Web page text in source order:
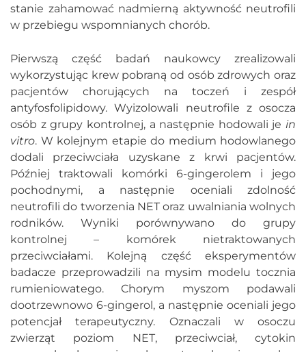
stanie zahamować nadmierną aktywność neutrofili
w przebiegu wspomnianych chorób.
Pierwszą część badań naukowcy zrealizowali
wykorzystując krew pobraną od osób zdrowych oraz
pacjentów chorujących na toczeń i zespół
antyfosfolipidowy. Wyizolowali neutrofile z osocza
osób z grupy kontrolnej, a następnie hodowali je in
vitro. W kolejnym etapie do medium hodowlanego
dodali przeciwciała uzyskane z krwi pacjentów.
Później traktowali komórki 6-gingerolem i jego
pochodnymi, a następnie oceniali zdolność
neutrofili do tworzenia NET oraz uwalniania wolnych
rodników. Wyniki porównywano do grupy
kontrolnej – komórek nietraktowanych
przeciwciałami. Kolejną część eksperymentów
badacze przeprowadzili na mysim modelu tocznia
rumieniowatego. Chorym myszom podawali
dootrzewnowo 6-gingerol, a następnie oceniali jego
potencjał terapeutyczny. Oznaczali w osoczu
zwierząt poziom NET, przeciwciał, cytokin